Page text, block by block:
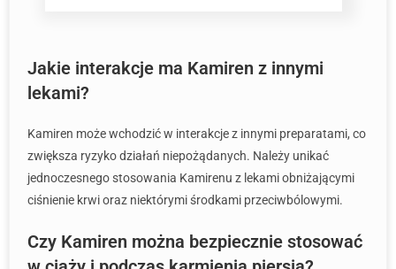
Jakie interakcje ma Kamiren z innymi
lekami?
Kamiren może wchodzić w interakcje z innymi preparatami, co
zwiększa ryzyko działań niepożądanych. Należy unikać
jednoczesnego stosowania Kamirenu z lekami obniżającymi
ciśnienie krwi oraz niektórymi środkami przeciwbólowymi.
Czy Kamiren można bezpiecznie stosować